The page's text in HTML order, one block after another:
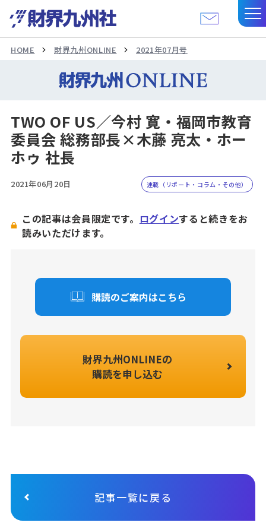
HOME 財界九州ONLINE 2021年07月号
TWO OF US／今村 寛・福岡市教育
委員会 総務部長×木藤 亮太・ホー
ホゥ 社長
2021年06月20日 連載（リポート・コラム・その他）
この記事は会員限定です。 ログインすると続きをお
読みいただけます。
購読のご案内はこちら
財界九州ONLINEの
購読を申し込む
記事一覧に戻る